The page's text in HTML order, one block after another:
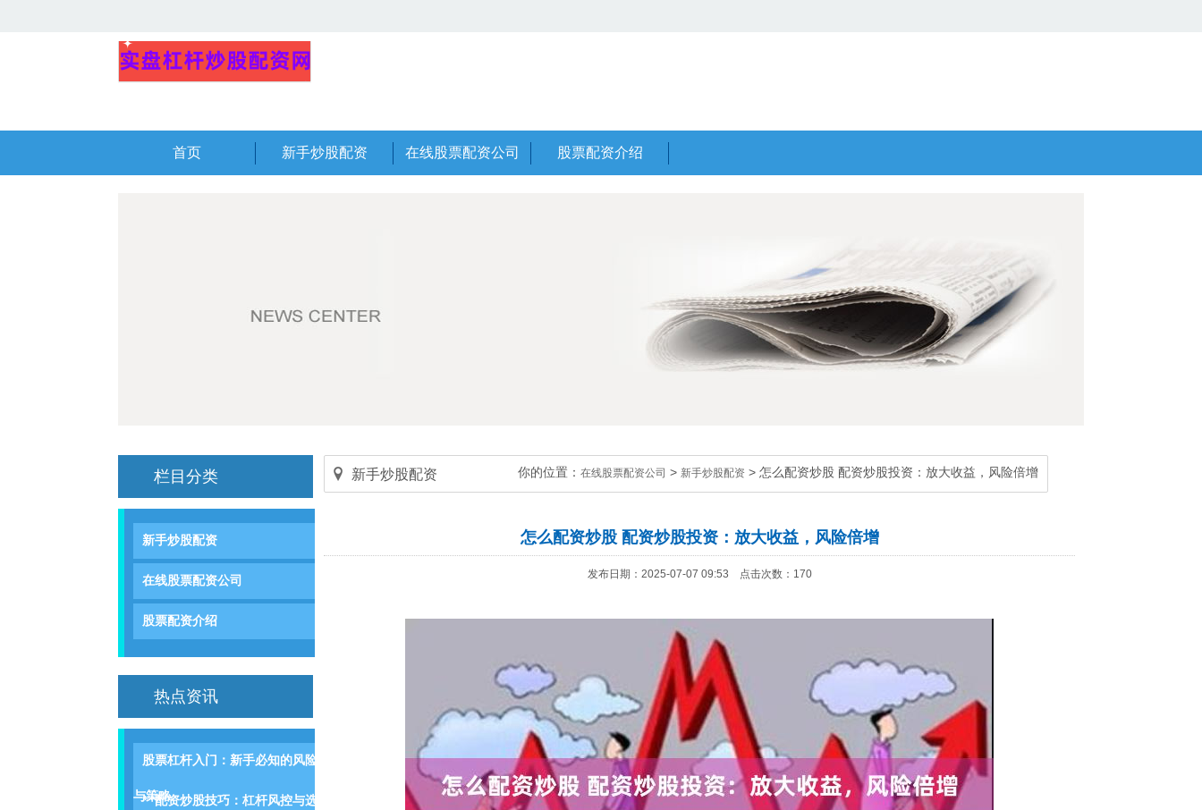
首页 新手炒股配资 在线股票配资公司 股票配资介绍
栏目分类
新手炒股配资
在线股票配资公司
股票配资介绍
热点资讯
股票杠杆入门：新手必知的风险
与策略
**配资炒股技巧：杠杆风控与选
你的位置： 在线股票配资公司 > 新手炒股配资 > 怎么配资炒股 配资炒股投资：放大收益，风险倍增
新手炒股配资
怎么配资炒股 配资炒股投资：放大收益，风险倍增
发布日期：2025-07-07 09:53 点击次数：170